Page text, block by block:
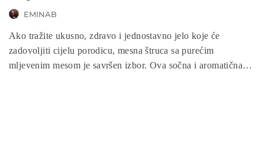
EMINAB
Ako tražite ukusno, zdravo i jednostavno jelo koje će
zadovoljiti cijelu porodicu, mesna štruca sa purećim
mljevenim mesom je savršen izbor. Ova sočna i aromatična